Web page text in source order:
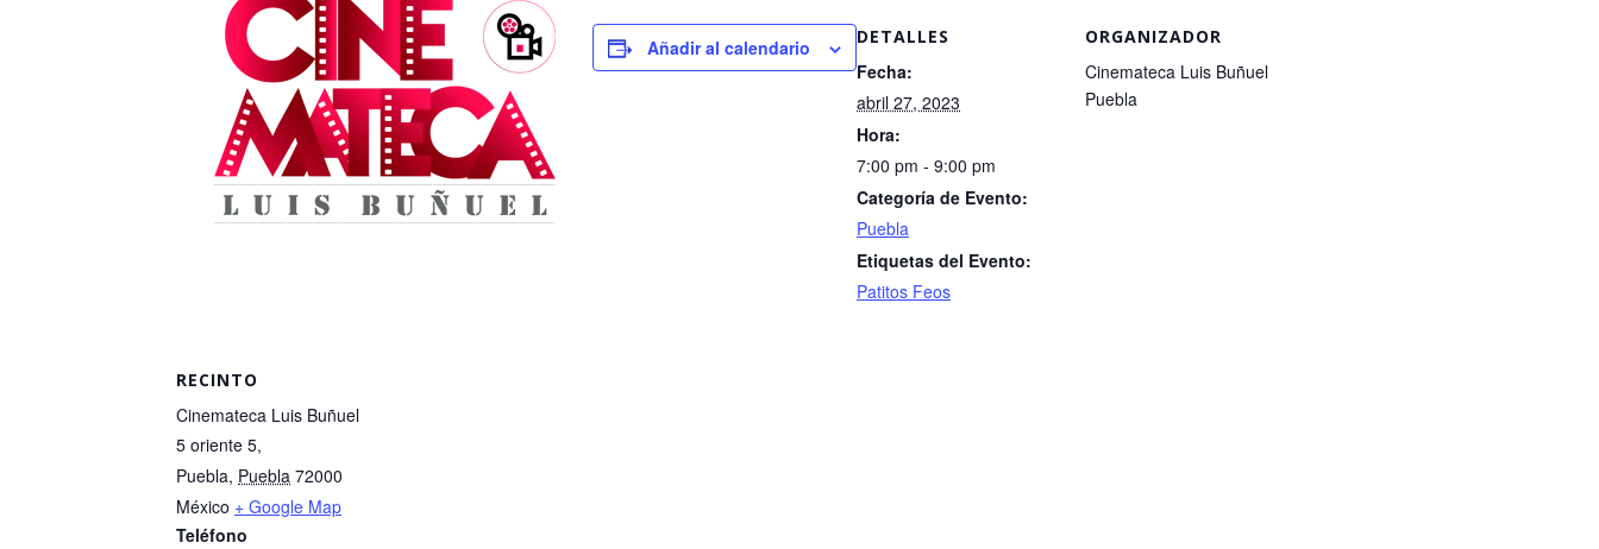
Añadir al calendario DETALLES
Fecha:
abril 27, 2023
Hora:
7:00 pm - 9:00 pm
Categoría de Evento:
Puebla
Etiquetas del Evento:
Patitos Feos
ORGANIZADOR
Cinemateca Luis Buñuel
Puebla
RECINTO
Cinemateca Luis Buñuel
5 oriente 5,
Puebla, Puebla 72000
México + Google Map
Teléfono